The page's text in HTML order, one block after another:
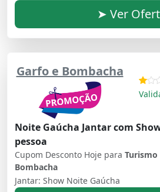
➤ Ver
Garfo e Bombacha
Noite Gaúcha Jantar com
pessoa
Cupom Desconto Hoje para Turismo
Bombacha
Jantar: Show Noite Gaúcha